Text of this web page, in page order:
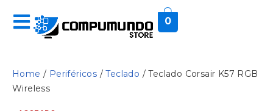
0
Home / Periféricos /Teclado / Teclado Corsair K57 RGB
Wireless